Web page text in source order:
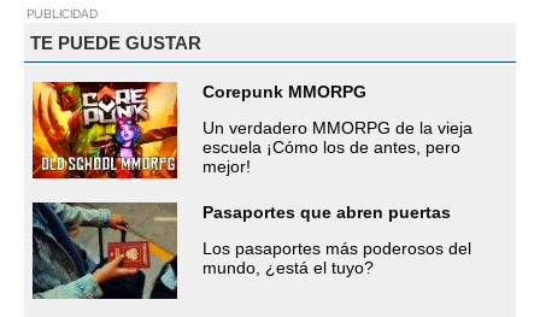
PUBLICIDAD
TE PUEDE GUSTAR
Corepunk MMORPG
Un verdadero MMORPG de la vieja
escuela ¡Cómo los de antes, pero
mejor!
Pasaportes que abren puertas
Los pasaportes más poderosos del
mundo, ¿está el tuyo?